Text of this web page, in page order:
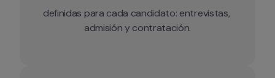
definidas para cada candidato: entrevistas,
admisión y contratación.